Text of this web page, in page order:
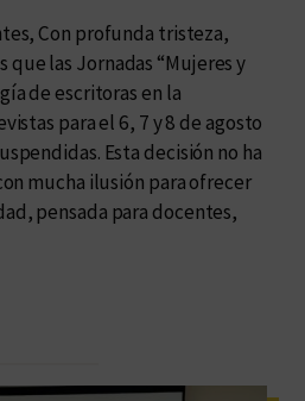
Con profunda tristeza,
las Jornadas “Mujeres y
de escritoras en la
para el 6, 7 y 8 de agosto
Esta decisión no ha
mucha ilusión para ofrecer
pensada para docentes,